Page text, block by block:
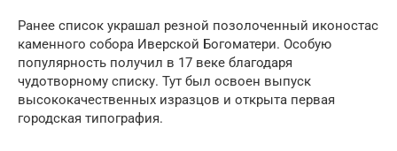
Ранее список украшал резной позолоченный иконостас
каменного собора Иверской Богоматери. Особую
популярность получил в 17 веке благодаря
чудотворному списку. Тут был освоен выпуск
высококачественных изразцов и открыта первая
городская типография.